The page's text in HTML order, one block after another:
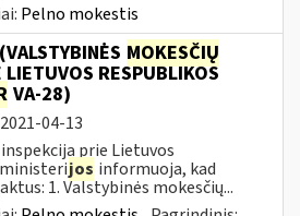
Pelno mokestis
MOKESČIŲ
LIETUVOS RESPUBLIKOS
VA-28)
2021-04-13
prie Lietuvos
jos informuoja, kad
1. Valstybinės mokesčių...